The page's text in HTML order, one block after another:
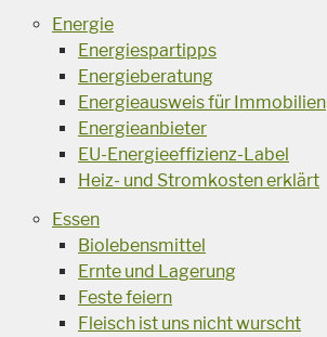
Energie
Energiespartipps
Energieberatung
Energieausweis für Immobilien
Energieanbieter
EU-Energieeffizienz-Label
Heiz- und Stromkosten erklärt
Essen
Biolebensmittel
Ernte und Lagerung
Feste feiern
Fleisch ist uns nicht wurscht